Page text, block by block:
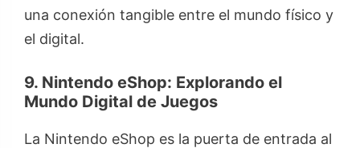
una conexión tangible entre el mundo físico y
el digital.
9. Nintendo eShop: Explorando el
Mundo Digital de Juegos
La Nintendo eShop es la puerta de entrada al